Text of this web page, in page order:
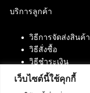
เว็บไซต์นี้ใช้คุกกี้
บริการลูกค้า
วิธีการจัดส่งสินค้า
วิธีสั่งซื้อ
วิธีชำระเงิน